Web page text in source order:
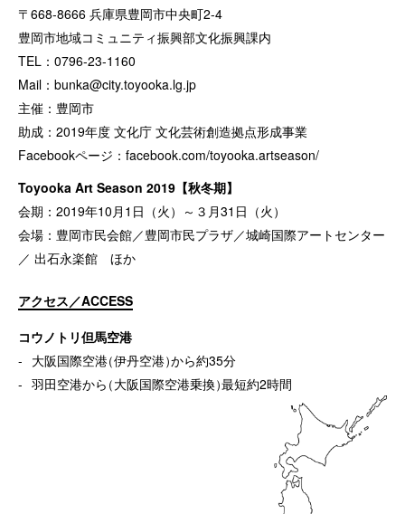
〒668-8666 兵庫県豊岡市中央町2-4
豊岡市地域コミュニティ振興部文化振興課内
TEL：0796-23-1160
Mail： bunka@city.toyooka.lg.jp
主催：豊岡市
助成：2019年度 文化庁 文化芸術創造拠点形成事業
Facebookページ： facebook.com/toyooka.artseason/
Toyooka Art Season 2019【秋冬期】
会期：2019年10月1日（火）～３月31日（火）
会場：豊岡市民会館／豊岡市民プラザ／城崎国際アートセンター
／ 出石永楽館 ほか
アクセス／ACCESS
コウノトリ但馬空港
大阪国際空港（伊丹空港）から約35分
羽田空港から（大阪国際空港乗換）最短約2時間